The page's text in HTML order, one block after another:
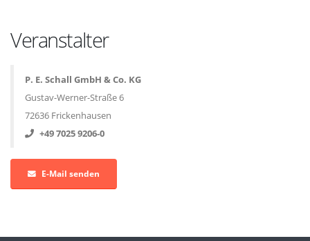
Veranstalter
P. E. Schall GmbH & Co. KG
Gustav-Werner-Straße 6
72636 Frickenhausen
+49 7025 9206-0
E-Mail senden